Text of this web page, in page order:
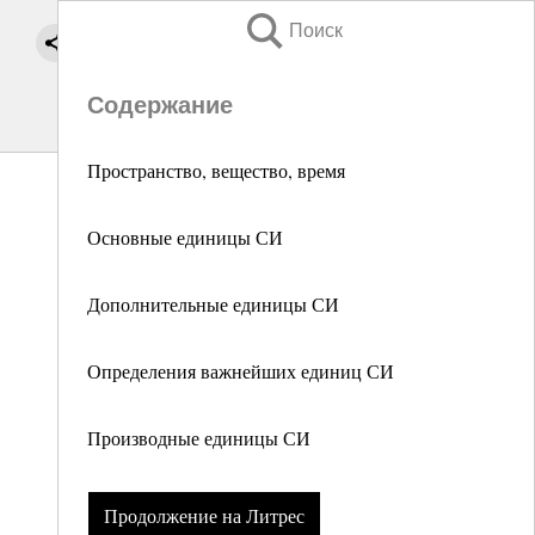
Поиск
Содержание
Пространство, вещество, время
Основные единицы СИ
Дополнительные единицы СИ
Определения важнейших единиц СИ
Производные единицы СИ
Продолжение на Литрес